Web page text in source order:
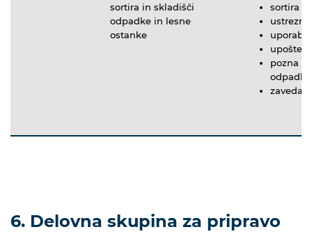
sortira in skladišči
odpadke in lesne
ostanke
sortira
pozna
zaveda
6. Delovna skupina za pripravo